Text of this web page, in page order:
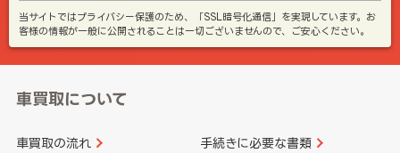
当サイトではプライバシー保護のため、「SSL暗号化通信」を実現しています。お
客様の情報が一般に公開されることは一切ございませんので、ご安心ください。
車買取について
車買取の流れ 手続きに必要な書類